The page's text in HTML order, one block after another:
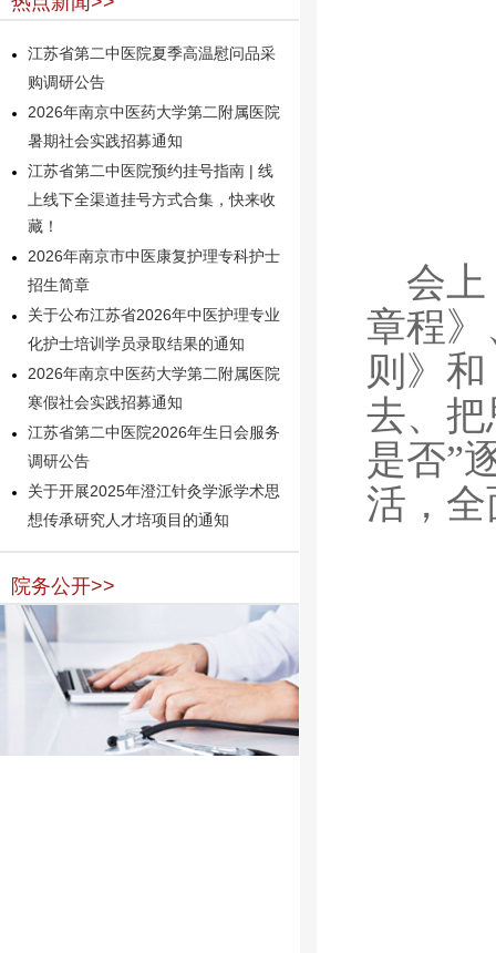
江苏省第二中医院夏季高温慰问品采
购调研公告
2026年南京中医药大学第二附属医院
暑期社会实践招募通知
江苏省第二中医院预约挂号指南 | 线
上线下全渠道挂号方式合集，快来收
藏！
2026年南京市中医康复护理专科护士
招生简章
关于公布江苏省2026年中医护理专业
化护士培训学员录取结果的通知
2026年南京中医药大学第二附属医院
寒假社会实践招募通知
江苏省第二中医院2026年生日会服务
调研公告
关于开展2025年澄江针灸学派学术思
想传承研究人才培项目的通知
院务公开>>
会
章程
则》
去、
是否”
活，